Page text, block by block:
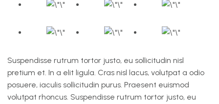
Suspendisse rutrum tortor justo, eu sollicitudin nisl
pretium et. In a elit ligula. Cras nisl lacus, volutpat a odio
posuere, iaculis sollicitudin purus. Praesent euismod
volutpat rhoncus. Suspendisse rutrum tortor justo, eu